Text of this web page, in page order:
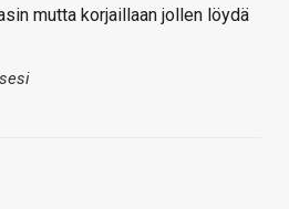
mutta korjaillaan jollen löydä